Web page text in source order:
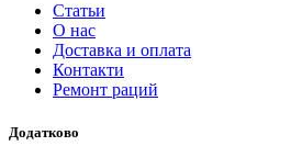
Статьи
О нас
Доставка и оплата
Контакти
Ремонт раций
Додатково